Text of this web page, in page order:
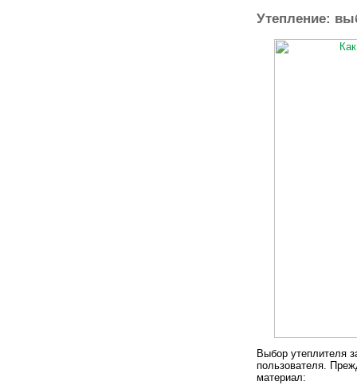
Утепление:
Выбор утеплителя
пользователя.
материал: